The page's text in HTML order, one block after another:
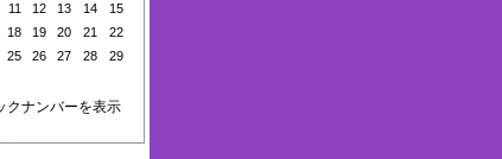
11 12 13 14
15
18 19 20 21
22
25 26 27 28
29
クナンバーを表示